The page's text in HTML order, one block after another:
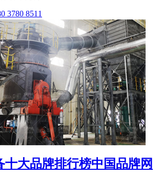
3780 8511
十大品牌排行榜中国品牌网